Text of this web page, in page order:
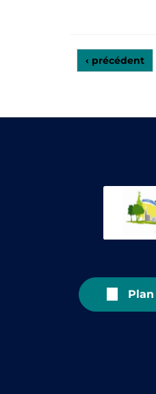
‹ précédent